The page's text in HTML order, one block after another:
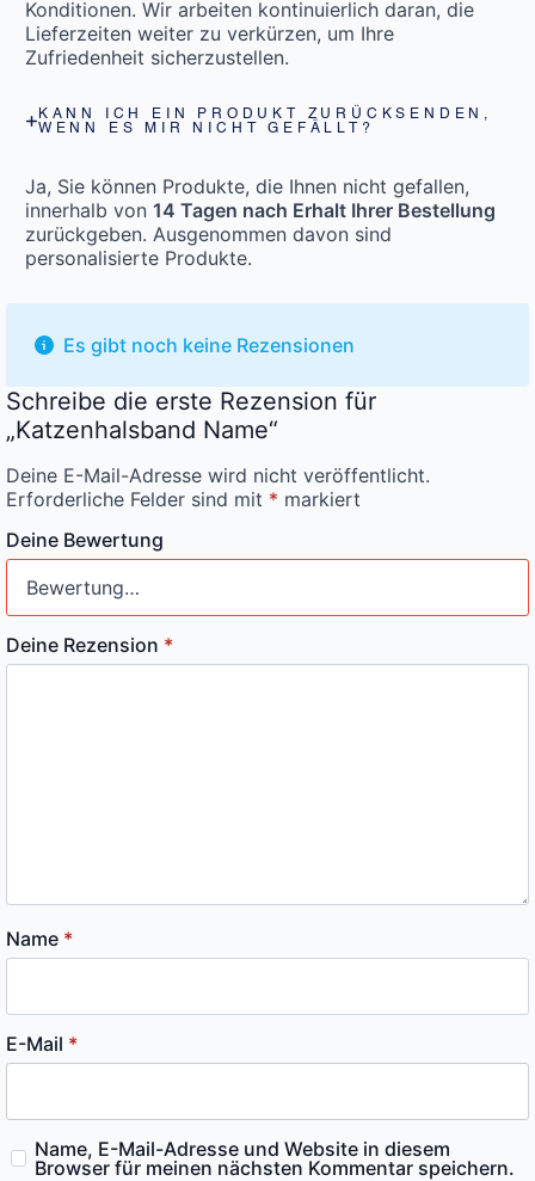
Konditionen. Wir arbeiten kontinuierlich daran, die
Lieferzeiten weiter zu verkürzen, um Ihre
Zufriedenheit sicherzustellen.
KANN ICH EIN PRODUKT ZURÜCKSENDEN,
WENN ES MIR NICHT GEFÄLLT?
Ja, Sie können Produkte, die Ihnen nicht gefallen,
innerhalb von 14 Tagen nach Erhalt Ihrer Bestellung
zurückgeben. Ausgenommen davon sind
personalisierte Produkte.
Es gibt noch keine Rezensionen
Schreibe die erste Rezension für
„Katzenhalsband Name“
Deine E-Mail-Adresse wird nicht veröffentlicht.
Erforderliche Felder sind mit * markiert
Deine Bewertung
Deine Rezension *
Name *
E-Mail *
Name, E-Mail-Adresse und Website in diesem
Browser für meinen nächsten Kommentar speichern.